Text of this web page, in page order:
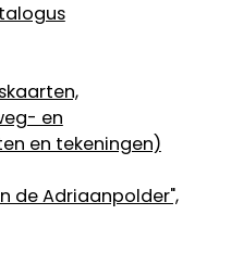
en
en tekeningen)
de Adriaanpolder",